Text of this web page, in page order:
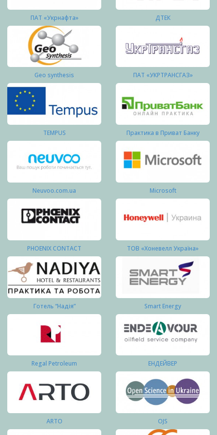
ПАТ «Укрнафта» ДТЕК
Geo synthesis ПАТ «УКРТРАНСГАЗ»
TEMPUS Практика в Приват Банку
Neuvoo.com.ua Microsoft
PHOENIX CONTACT ТОВ «Хоневелл Україна»
Готель “Надія” Smart Energy
Regal Petroleum ЕНДЕЙВЕР
ARTO OJS